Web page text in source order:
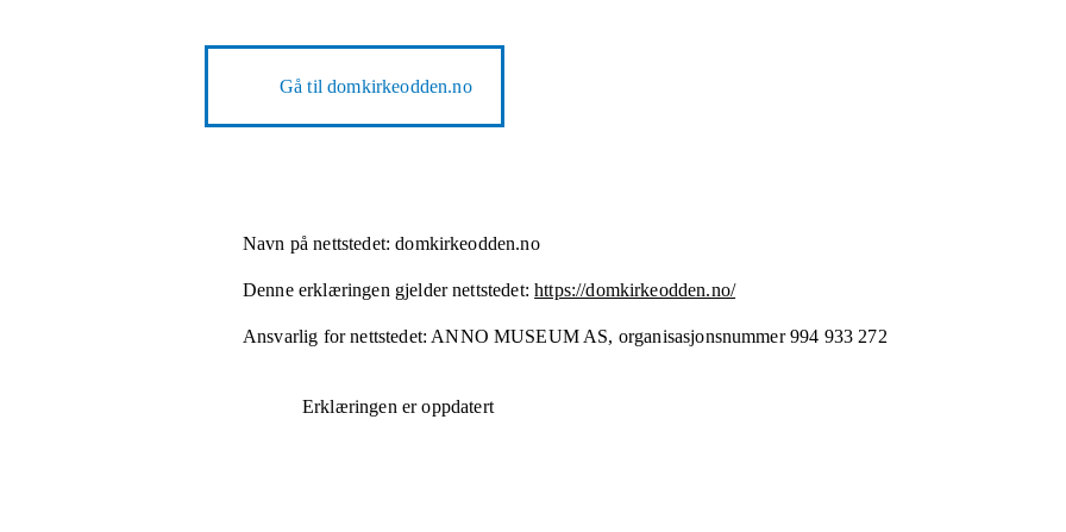
Gå tildomkirkeodden.no
Navn på nettstedet: domkirkeodden.no
Denne erklæringen gjelder nettstedet: https://domkirkeodden.no/
Ansvarlig for nettstedet: ANNO MUSEUM AS, organisasjonsnummer 994 933 272
Erklæringen er oppdatert